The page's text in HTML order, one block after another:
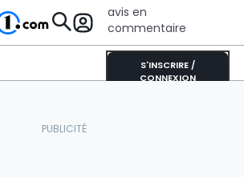
avis en
commentaire
S'INSCRIRE /
CONNEXION